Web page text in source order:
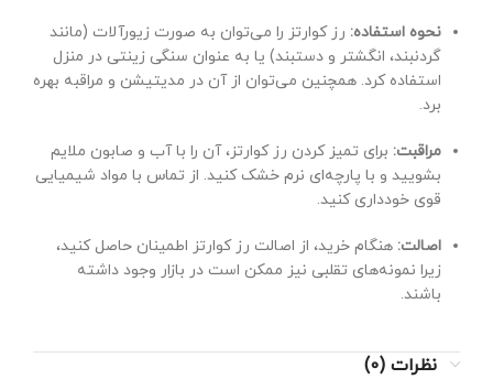
نحوه استفاده: رز کوارتز را می‌توان به صورت زیورآلات (مانند
گردنبند، انگشتر و دستبند) یا به عنوان سنگی زینتی در منزل
استفاده کرد. همچنین می‌توان از آن در مدیتیشن و مراقبه بهره
برد.
مراقبت: برای تمیز کردن رز کوارتز، آن را با آب و صابون ملایم
بشویید و با پارچه‌ای نرم خشک کنید. از تماس با مواد شیمیایی
قوی خودداری کنید.
اصالت: هنگام خرید، از اصالت رز کوارتز اطمینان حاصل کنید،
زیرا نمونه‌های تقلبی نیز ممکن است در بازار وجود داشته
باشند.
نظرات (0)